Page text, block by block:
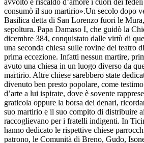
consumò il suo martirio».Un secolo dopo
Basilica detta di San Lorenzo fuori le
sepoltura. Papa Damaso I, che guidò la
dicembre 384, conquistato dalle virtù di
una seconda chiesa sulle rovine del teatro
prima eccezione. Infatti nessun martire,
avuto una chiesa in un luogo diverso da
martirio. Altre chiese sarebbero state
divenuto ben presto popolare, come
d’arte a lui ispirate, dove è sovente
graticola oppure la borsa dei denari,
suo martirio e il suo compito di distribuire
raccoglievano per i fratelli indigenti. In
hanno dedicato le rispettive chiese
patrono, le Comunità di Breno, Gudo,